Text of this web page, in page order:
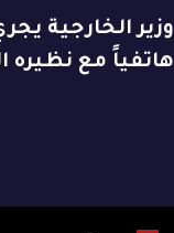
وزير الخارجية
هاتفياً مع نظيره